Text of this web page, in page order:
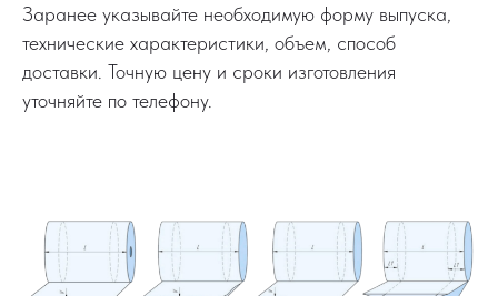
Заранее указывайте необходимую форму выпуска,
технические характеристики, объем, способ
доставки. Точную цену и сроки изготовления
уточняйте по телефону.